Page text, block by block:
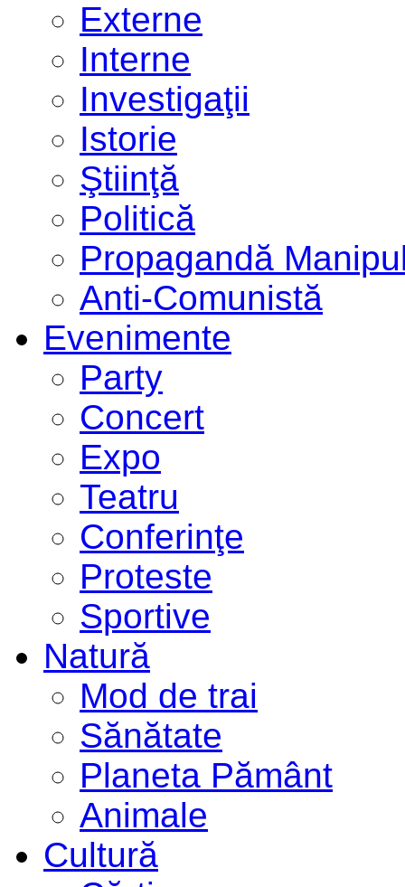
Externe
Interne
Investigaţii
Istorie
Ştiinţă
Politică
Propagandă
Anti-Comunistă
Evenimente
Party
Concert
Expo
Teatru
Conferinţe
Proteste
Sportive
Natură
Mod de trai
Sănătate
Planeta Pământ
Animale
Cultură